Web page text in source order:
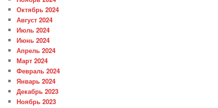
Октябрь 2024
Август 2024
Июль 2024
Июнь 2024
Апрель 2024
Март 2024
Февраль 2024
Январь 2024
Декабрь 2023
Ноябрь 2023